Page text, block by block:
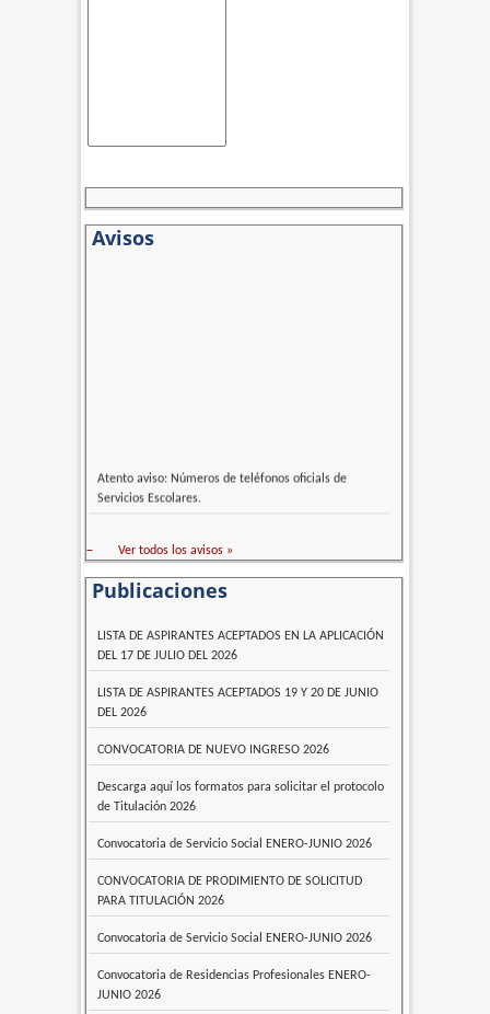
Avisos
Atento aviso: Números de teléfonos oficials de
Servicios Escolares.
– Ver todos los avisos »
Publicaciones
LISTA DE ASPIRANTES ACEPTADOS EN LA APLICACIÓN
DEL 17 DE JULIO DEL 2026
LISTA DE ASPIRANTES ACEPTADOS 19 Y 20 DE JUNIO
DEL 2026
CONVOCATORIA DE NUEVO INGRESO 2026
Descarga aquí los formatos para solicitar el protocolo
de Titulación 2026
Convocatoria de Servicio Social ENERO-JUNIO 2026
CONVOCATORIA DE PRODIMIENTO DE SOLICITUD
PARA TITULACIÓN 2026
Convocatoria de Servicio Social ENERO-JUNIO 2026
Convocatoria de Residencias Profesionales ENERO-
JUNIO 2026